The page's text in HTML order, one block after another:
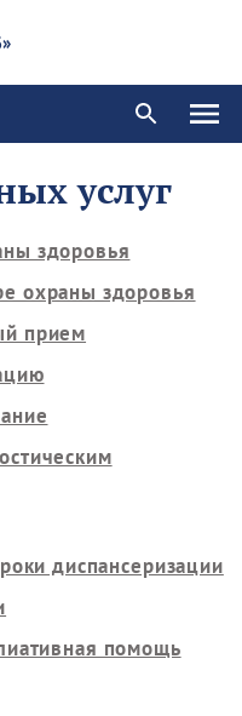
услуг
здоровья
охраны здоровья
прием
диспансеризации
помощь